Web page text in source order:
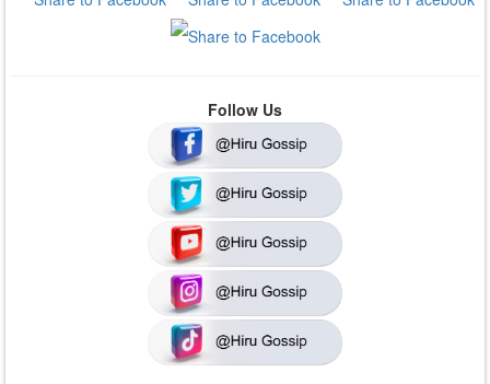
Follow Us